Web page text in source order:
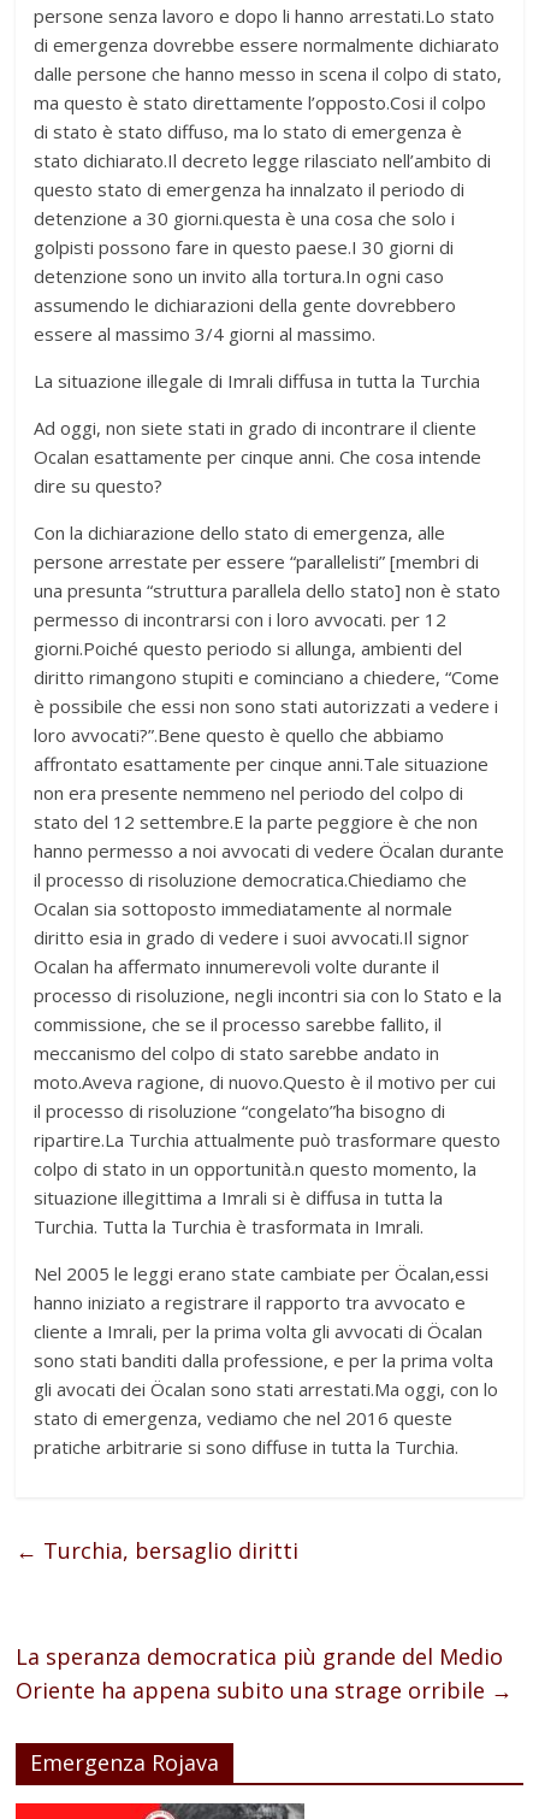
persone senza lavoro e dopo li hanno arrestati.Lo stato
di emergenza dovrebbe essere normalmente dichiarato
dalle persone che hanno messo in scena il colpo di stato,
ma questo è stato direttamente l’opposto.Cosi il colpo
di stato è stato diffuso, ma lo stato di emergenza è
stato dichiarato.Il decreto legge rilasciato nell’ambito di
questo stato di emergenza ha innalzato il periodo di
detenzione a 30 giorni.questa è una cosa che solo i
golpisti possono fare in questo paese.I 30 giorni di
detenzione sono un invito alla tortura.In ogni caso
assumendo le dichiarazioni della gente dovrebbero
essere al massimo 3/4 giorni al massimo.
La situazione illegale di Imrali diffusa in tutta la Turchia
Ad oggi, non siete stati in grado di incontrare il cliente
Ocalan esattamente per cinque anni. Che cosa intende
dire su questo?
Con la dichiarazione dello stato di emergenza, alle
persone arrestate per essere “parallelisti” [membri di
una presunta “struttura parallela dello stato] non è stato
permesso di incontrarsi con i loro avvocati. per 12
giorni.Poiché questo periodo si allunga, ambienti del
diritto rimangono stupiti e cominciano a chiedere, “Come
è possibile che essi non sono stati autorizzati a vedere i
loro avvocati?”.Bene questo è quello che abbiamo
affrontato esattamente per cinque anni.Tale situazione
non era presente nemmeno nel periodo del colpo di
stato del 12 settembre.E la parte peggiore è che non
hanno permesso a noi avvocati di vedere Öcalan durante
il processo di risoluzione democratica.Chiediamo che
Ocalan sia sottoposto immediatamente al normale
diritto esia in grado di vedere i suoi avvocati.Il signor
Ocalan ha affermato innumerevoli volte durante il
processo di risoluzione, negli incontri sia con lo Stato e la
commissione, che se il processo sarebbe fallito, il
meccanismo del colpo di stato sarebbe andato in
moto.Aveva ragione, di nuovo.Questo è il motivo per cui
il processo di risoluzione “congelato”ha bisogno di
ripartire.La Turchia attualmente può trasformare questo
colpo di stato in un opportunità.n questo momento, la
situazione illegittima a Imrali si è diffusa in tutta la
Turchia. Tutta la Turchia è trasformata in Imrali.
Nel 2005 le leggi erano state cambiate per Öcalan,essi
hanno iniziato a registrare il rapporto tra avvocato e
cliente a Imrali, per la prima volta gli avvocati di Öcalan
sono stati banditi dalla professione, e per la prima volta
gli avocati dei Öcalan sono stati arrestati.Ma oggi, con lo
stato di emergenza, vediamo che nel 2016 queste
pratiche arbitrarie si sono diffuse in tutta la Turchia.
← Turchia, bersaglio diritti
La speranza democratica più grande del Medio
Oriente ha appena subito una strage orribile →
Emergenza Rojava